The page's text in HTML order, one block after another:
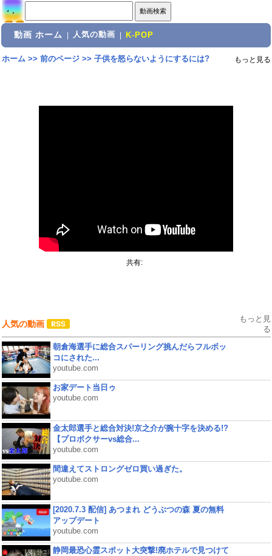
動画 ホーム 人気の動画 K-POP
ホーム>> 前のページ>> 子供を怒らないようにするには? もっと見る
共有:
人気の動画
もっと見
る
朝倉海選手に総合スパーリング挑んだらフルボッ
コにされた...
youtube.com
お家デート当日ゥ
youtube.com
金太郎選手と総合対決!京之介が腕十字を決める!?
【プロボクサーvs総合...
youtube.com
間違えてストロングゼロ買い過ぎた。
youtube.com
[2020.7.3 配信] あつまれ どうぶつの森 夏の無料
アップデート
youtube.com
静岡最恐心霊スポット大突撃!廃ホテルで見つけて